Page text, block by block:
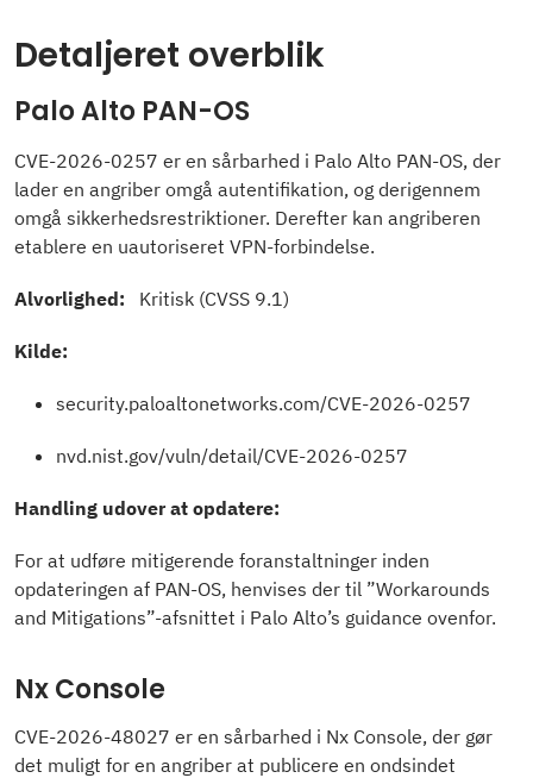
Detaljeret overblik
Palo Alto PAN-OS
CVE-2026-0257 er en sårbarhed i Palo Alto PAN-OS, der
lader en angriber omgå autentifikation, og derigennem
omgå sikkerhedsrestriktioner. Derefter kan angriberen
etablere en uautoriseret VPN-forbindelse.
Alvorlighed: Kritisk (CVSS 9.1)
Kilde:
security.paloaltonetworks.com/CVE-2026-0257
nvd.nist.gov/vuln/detail/CVE-2026-0257
Handling udover at opdatere:
For at udføre mitigerende foranstaltninger inden
opdateringen af PAN-OS, henvises der til ”Workarounds
and Mitigations”-afsnittet i Palo Alto’s guidance ovenfor.
Nx Console
CVE-2026-48027 er en sårbarhed i Nx Console, der gør
det muligt for en angriber at publicere en ondsindet